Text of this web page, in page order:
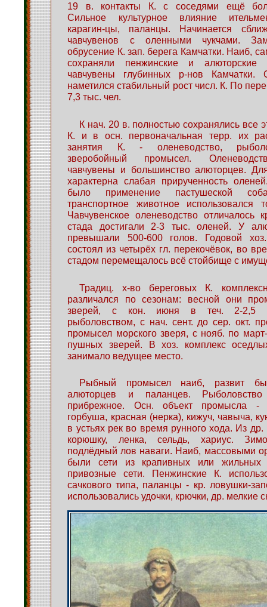
19 в. контакты К. с соседями ещё
Сильное культурное влияние
карагин-цы, паланцы. Начинается
чавчувенов с оленными чукчами.
обрусение К. зап. берега Камчатки. Наиб,
сохраняли пенжинские и
чавчувены глубинных р-нов
наметился стабильный рост числ. К. По
7,3 тыс. чел.
К нач. 20 в. полностью сохранялись все
К. и в осн. первоначальная терр. их
занятия К. - оленеводство,
зверобойный промысел.
чавчувены и большинство алюторцев.
характерна слабая прирученность
было применение пастушеской
транспортное животное использовался
Чавчувенское оленеводство отличалось
стада достигали 2-3 тыс. оленей. У
превышали 500-600 голов. Годовой
состоял из четырёх гл. перекочёвок, во
стадом перемещалось всё стойбище с
Традиц. х-во береговых К.
различался по сезонам: весной они
зверей, с кон. июня в теч. 2-2,5
рыболовством, с нач. сент. до сер. окт.
промысел морского зверя, с нояб. по
пушных зверей. В хоз. комплекс
занимало ведущее место.
Рыбный промысел наиб, развит
алюторцев и паланцев.
прибрежное. Осн. объект промысла -
горбуша, красная (нерка), кижуч, чавыча,
в устьях рек во время рунного хода. Из
корюшку, ленка, сельдь, хариус.
подлёдный лов наваги. Наиб, массовыми
были сети из крапивных или жильных
привозные сети. Пенжинские К.
сачкового типа, паланцы - кр. ловушки-
использовались удочки, крючки, др. мелкие